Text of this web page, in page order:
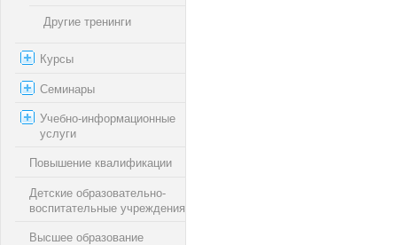
Другие тренинги
Курсы
Семинары
Учебно-информационные
услуги
Повышение квалификации
Детские образовательно-
воспитательные учреждения
Высшее образование